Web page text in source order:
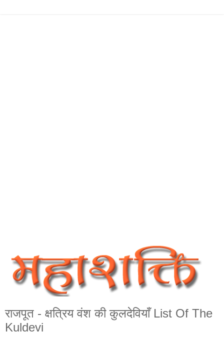
राजपूत - क्षत्रिय वंश की कुलदेवियाँ List Of The
Kuldevi